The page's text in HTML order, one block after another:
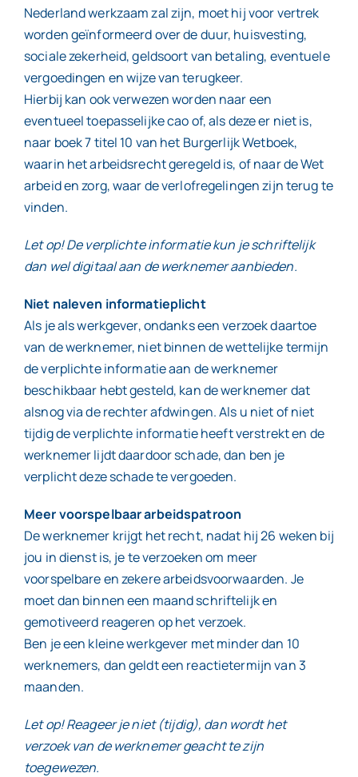
Nederland werkzaam zal zijn, moet hij voor vertrek
worden geïnformeerd over de duur, huisvesting,
sociale zekerheid, geldsoort van betaling, eventuele
vergoedingen en wijze van terugkeer.
Hierbij kan ook verwezen worden naar een
eventueel toepasselijke cao of, als deze er niet is,
naar boek 7 titel 10 van het Burgerlijk Wetboek,
waarin het arbeidsrecht geregeld is, of naar de Wet
arbeid en zorg, waar de verlofregelingen zijn terug te
vinden.
Let op! De verplichte informatie kun je schriftelijk
dan wel digitaal aan de werknemer aanbieden.
Niet naleven informatieplicht
Als je als werkgever, ondanks een verzoek daartoe
van de werknemer, niet binnen de wettelijke termijn
de verplichte informatie aan de werknemer
beschikbaar hebt gesteld, kan de werknemer dat
alsnog via de rechter afdwingen. Als u niet of niet
tijdig de verplichte informatie heeft verstrekt en de
werknemer lijdt daardoor schade, dan ben je
verplicht deze schade te vergoeden.
Meer voorspelbaar arbeidspatroon
De werknemer krijgt het recht, nadat hij 26 weken bij
jou in dienst is, je te verzoeken om meer
voorspelbare en zekere arbeidsvoorwaarden. Je
moet dan binnen een maand schriftelijk en
gemotiveerd reageren op het verzoek.
Ben je een kleine werkgever met minder dan 10
werknemers, dan geldt een reactietermijn van 3
maanden.
Let op! Reageer je niet (tijdig), dan wordt het
verzoek van de werknemer geacht te zijn
toegewezen.